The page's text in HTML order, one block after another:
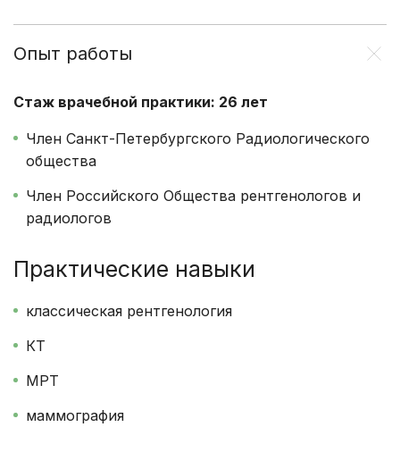
Опыт работы
Стаж врачебной практики: 26 лет
Член Санкт-Петербургского Радиологического
общества
Член Российского Общества рентгенологов и
радиологов
Практические навыки
классическая рентгенология
КТ
МРТ
маммография